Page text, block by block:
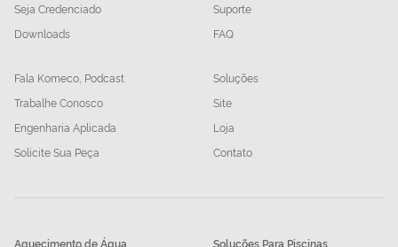
Seja Credenciado
Downloads
Suporte
FAQ
Fala Komeco, Podcast
Trabalhe Conosco
Engenharia Aplicada
Solicite Sua Peça
Soluções
Site
Loja
Contato
Aquecimento de Água
Soluções Para Piscinas